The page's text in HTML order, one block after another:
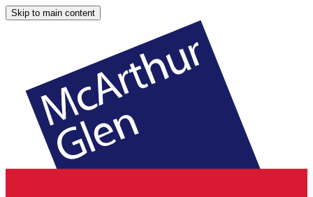
Skip to main content